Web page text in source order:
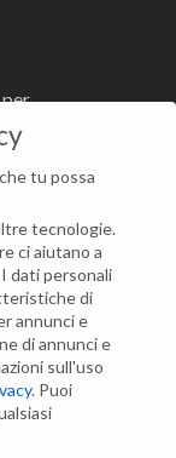
tu possa
tecnologie.
ci aiutano a
I dati personali
di
annunci e
di annunci e
sull'uso
. Puoi